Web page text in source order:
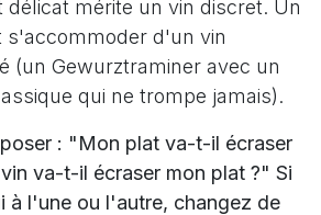
mérite un vin discret. Un
s'accommoder d'un vin
(un Gewurztraminer avec un
qui ne trompe jamais).
: "Mon plat va-t-il écraser
va-t-il écraser mon plat ?" Si
à l'une ou l'autre, changez de